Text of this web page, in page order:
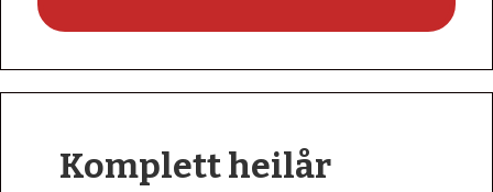
Komplett heilår